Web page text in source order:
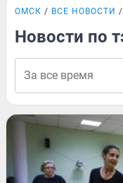
ОМСК ВСЕ НОВОСТИ
Новости по